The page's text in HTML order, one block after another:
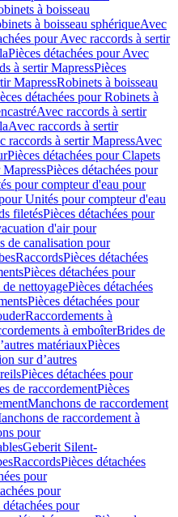
à boisseau
à boisseau sphériqueAvec
pour Avec raccords à sertir
Pièces détachées pour Avec
à sertir MapressPièces
MapressRobinets à boisseau
détachées pour Robinets à
Avec raccords à sertir
Avec raccords à sertir
raccords à sertir MapressAvec
Pièces détachées pour Clapets
Pièces détachées pour
pour compteur d'eau pour
Unités pour compteur d'eau
filetésPièces détachées pour
d'air pour
de canalisation pour
RaccordsPièces détachées
Pièces détachées pour
de nettoyagePièces détachées
Pièces détachées pour
Raccordements à
à emboîterBrides de
matériauxPièces
sur d’autres
Pièces détachées pour
de raccordementPièces
Manchons de raccordement
de raccordement à
pour
Geberit Silent-
RaccordsPièces détachées
pour
pour
détachées pour